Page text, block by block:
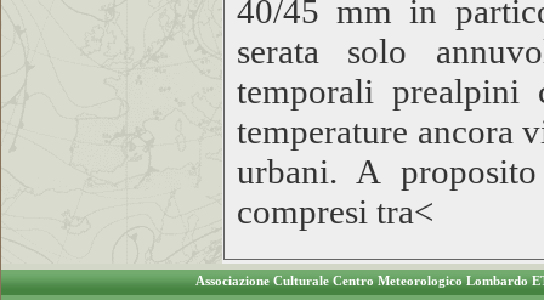
40/45 mm in
serata solo
temporali prealpini
temperature ancora
urbani. A
compresi tra<
Associazione Culturale Centro Meteorologico Lombardo